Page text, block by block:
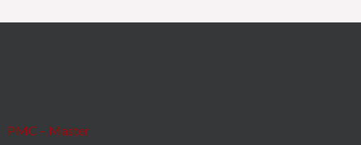
PMC – Master